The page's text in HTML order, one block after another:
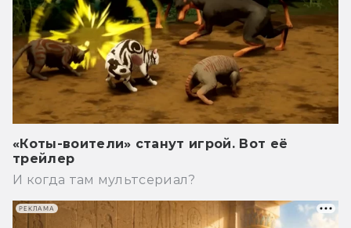
«Коты-воители» станут игрой. Вот её
трейлер
И когда там мультсериал?
РЕКЛАМА